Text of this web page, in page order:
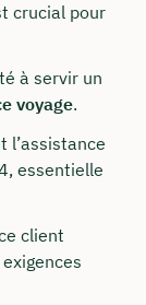
crucial pour
à servir un
voyage.
l’assistance
essentielle
client